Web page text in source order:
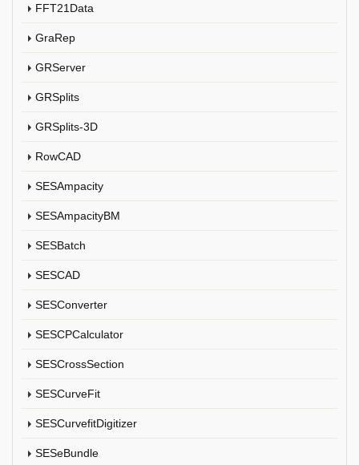
FFT21Data
GraRep
GRServer
GRSplits
GRSplits-3D
RowCAD
SESAmpacity
SESAmpacityBM
SESBatch
SESCAD
SESConverter
SESCPCalculator
SESCrossSection
SESCurveFit
SESCurvefitDigitizer
SESeBundle